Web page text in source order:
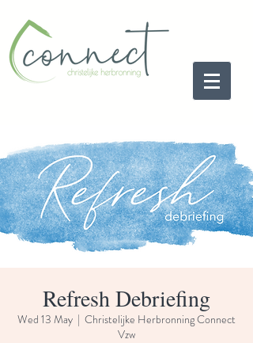
Refresh Debriefing
Wed 13 May
  |
Christelijke Herbronning Connect
Vzw